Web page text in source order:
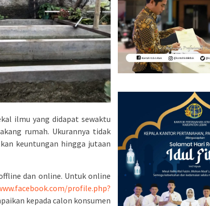
ilmu yang didapat sewaktu
rumah. Ukurannya tidak
keuntungan hingga jutaan
dan online. Untuk online
profile.php?
kepada calon konsumen